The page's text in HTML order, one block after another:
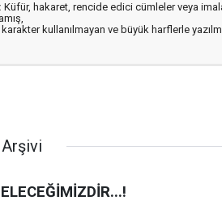
Küfür, hakaret, rencide edici cümleler veya
kullanılmayan ve büyük harflerle
Arşivi